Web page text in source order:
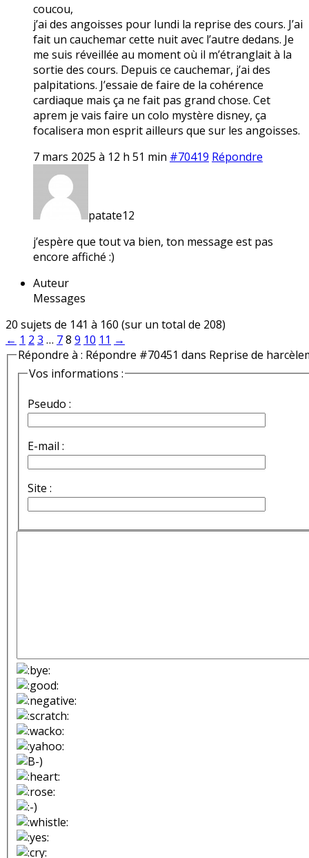
coucou,
j’ai des angoisses pour lundi la reprise des cours. J’ai
fait un cauchemar cette nuit avec l’autre dedans. Je
me suis réveillée au moment où il m’étranglait à la
sortie des cours. Depuis ce cauchemar, j’ai des
palpitations. J’essaie de faire de la cohérence
cardiaque mais ça ne fait pas grand chose. Cet
aprem je vais faire un colo mystère disney, ça
focalisera mon esprit ailleurs que sur les angoisses.
7 mars 2025 à 12 h 51 min #70419 Répondre
patate12
j’espère que tout va bien, ton message est pas
encore affiché :)
Auteur
Messages
20 sujets de 141 à 160 (sur un total de 208)
← 1 2 3 … 78 9 10 11 →
Répondre à : Répondre #70451 dans Reprise de
Vos informations :
Pseudo :
E-mail :
Site :